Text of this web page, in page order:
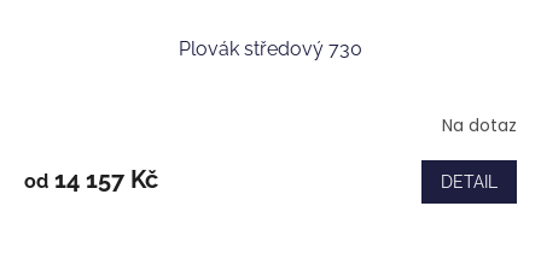
Plovák středový 730
Na dotaz
od 14 157 Kč DETAIL